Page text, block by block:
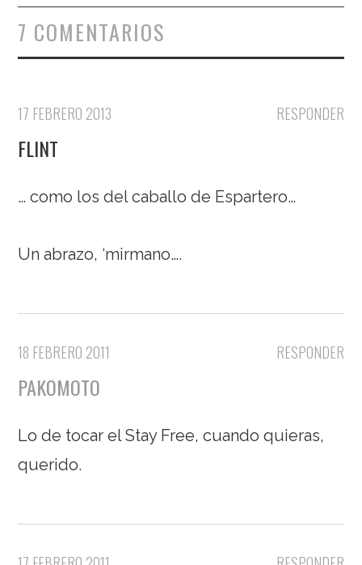
7 COMENTARIOS
RESPONDER
17 FEBRERO 2013
FLINT
… como los del caballo de Espartero…
Un abrazo, ‘mirmano….
RESPONDER
18 FEBRERO 2011
PAKOMOTO
Lo de tocar el Stay Free, cuando quieras,
querido.